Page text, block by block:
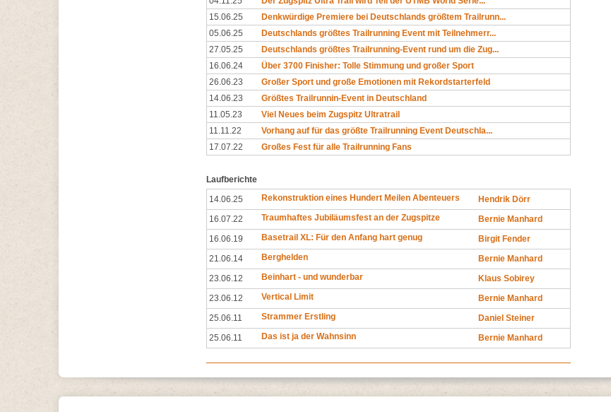
15.06.25
Denkwürdige Premiere bei Deutschlands größtem Trailrunn...
05.06.25
Deutschlands größtes Trailrunning Event mit Teilnehmerr...
27.05.25
Deutschlands größtes Trailrunning-Event rund um die Zug...
16.06.24
Über 3700 Finisher: Tolle Stimmung und großer Sport
26.06.23
Großer Sport und große Emotionen mit Rekordstarterfeld
14.06.23
Größtes Trailrunnin-Event in Deutschland
11.05.23
Viel Neues beim Zugspitz Ultratrail
11.11.22
Vorhang auf für das größte Trailrunning Event Deutschla...
17.07.22
Großes Fest für alle Trailrunning Fans
Laufberichte
14.06.25
Rekonstruktion eines Hundert Meilen Abenteuers
Hendrik Dörr
16.07.22
Traumhaftes Jubiläumsfest an der Zugspitze
Bernie Manhard
16.06.19
Basetrail XL: Für den Anfang hart genug
Birgit Fender
21.06.14
Berghelden
Bernie Manhard
23.06.12
Beinhart - und wunderbar
Klaus Sobirey
23.06.12
Vertical Limit
Bernie Manhard
25.06.11
Strammer Erstling
Daniel Steiner
25.06.11
Das ist ja der Wahnsinn Bernie Manhard